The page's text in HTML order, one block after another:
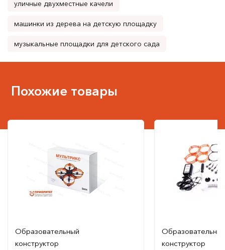
уличные двухместные качели
машинки из дерева на детскую площадку
музыкальные площадки для детского сада
Похожие товары
Образовательный
конструктор
конструктор